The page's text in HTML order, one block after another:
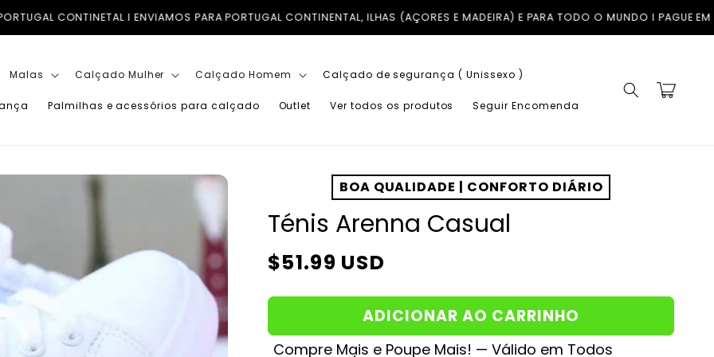
PARA PORTUGAL CONTINENTAL, ILHAS (AÇORES E MADEIRA) E PARA TODO O MUNDO I PAGUE EM ATÉ 3X COM A KLARNA SEM
Malas Calçado Mulher Calçado Homem Calçado de segurança ( Unissexo )
Palmilhas e acessórios para calçado Outlet Ver todos os produtos Seguir Encomenda
Carrinho
BOA QUALIDADE | CONFORTO DIÁRIO
Ténis Arenna Casual
Preço
$51.99 USD
ADICIONAR AO CARRINHO
Compre Mais e Poupe Mais! — Válido em Todos